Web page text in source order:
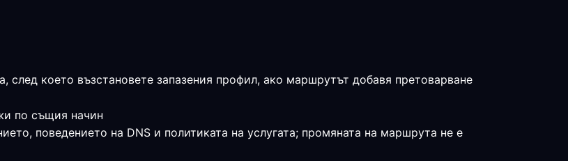
след което възстановете запазения профил, ако маршрутът добавя претоварване
по същия начин
поведението на DNS и политиката на услугата; промяната на маршрута не е